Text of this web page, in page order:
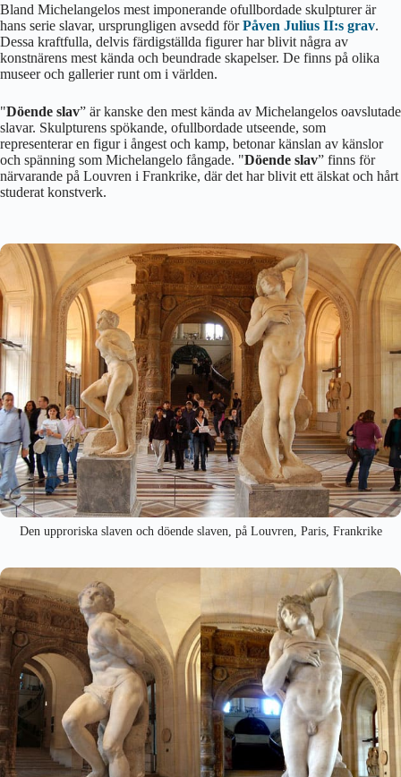
Bland Michelangelos mest imponerande ofullbordade skulpturer är
hans serie slavar, ursprungligen avsedd förPåven Julius II:s grav.
Dessa kraftfulla, delvis färdigställda figurer har blivit några av
konstnärens mest kända och beundrade skapelser. De finns på olika
museer och gallerier runt om i världen.
"Döende slav” är kanske den mest kända av Michelangelos oavslutade
slavar. Skulpturens spökande, ofullbordade utseende, som
representerar en figur i ångest och kamp, betonar känslan av känslor
och spänning som Michelangelo fångade. "Döende slav” finns för
närvarande på Louvren i Frankrike, där det har blivit ett älskat och hårt
studerat konstverk.
Den upproriska slaven och döende slaven, på Louvren, Paris, Frankrike